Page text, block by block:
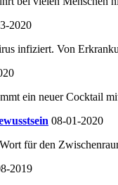
2020
infiziert. Von
ein neuer Cocktail
08-01-2020
für den
2019